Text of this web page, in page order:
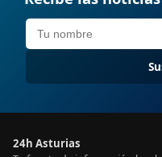
24h Asturias